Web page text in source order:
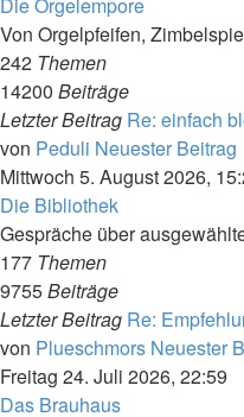
Von Orgelpfeifen,
242 Themen
14200 Beiträge
Letzter Beitrag Re: einfach
von Peduli Neuester Beitrag
Mittwoch 5. August 2026,
Die Bibliothek
Gespräche über
177 Themen
9755Beiträge
Letzter Beitrag Re:
von Plueschmors Neuester
Freitag 24. Juli 2026, 22:59
Das Brauhaus